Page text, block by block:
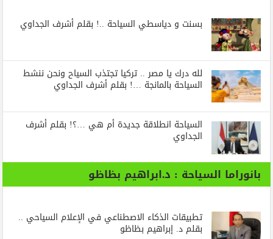
بسنت و دياسطي السياحة ..! بقلم أشرف الجداوي
لله درك يا مصر .. تركيا تجتذب السياح ونحن ننشط
السياحة بالمانجة …! بقلم أشرف الجداوي
السياحة انطلاقة جديدة أم هي …؟! بقلم أشرف
الجداوي
بانوراما السياحة : د.ابراهيم بظاظو
تطبيقات الذكاء الاصطناعي في الإعلام السياحي ..
بقلم د. إبراهيم بظاظو